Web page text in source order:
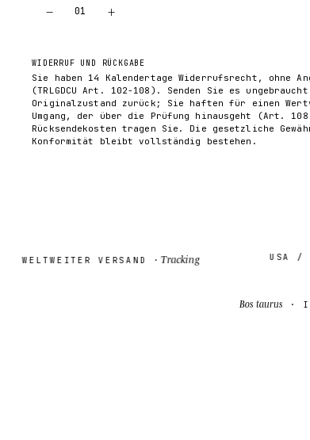
− 01 +
WIDERRUF UND RÜCKGABE
Sie haben 14 Kalendertage Widerrufsrecht, ohne
(TRLGDCU Art. 102-108). Senden Sie es
Originalzustand zurück; Sie haften für einen
Umgang, der über die Prüfung hinausgeht (Art.
Rücksendekosten tragen Sie. Die gesetzliche
Konformität bleibt vollständig bestehen.
WELTWEITER VERSAND ·Tracking USA /
Bos taurus ·